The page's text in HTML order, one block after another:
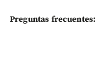
Preguntas frecuentes: